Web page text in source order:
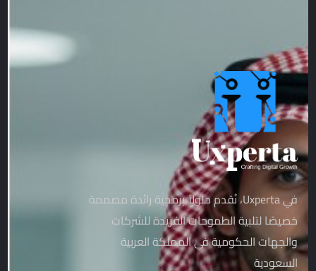
في Uxperta، نُقدم حلولاً برمجية رائدة مصممة
خصيصًا لتلبية الطموحات الفريدة للشركات
والجهات الحكومية في المملكة العربية
السعودية